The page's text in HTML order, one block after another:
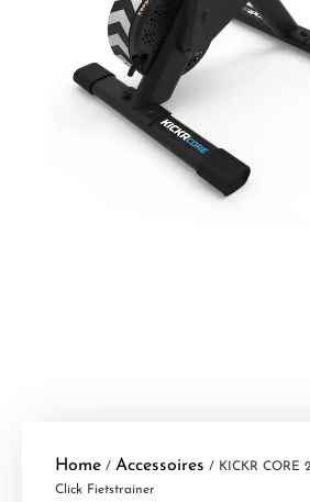
Home / Accessoires / KICKR CORE
Click Fietstrainer